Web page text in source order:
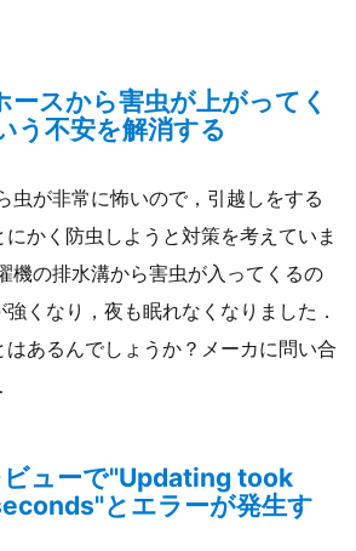
ースから害虫が上がってく
う不安を解消する
虫が非常に怖いので，引越しをする
かく防虫しようと対策を考えていま
機の排水溝から害虫が入ってくるの
くなり，夜も眠れなくなりました．
あるんでしょうか？メーカに問い合
ューで"Updating took
とエラーが発生す